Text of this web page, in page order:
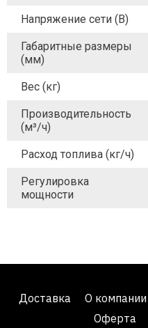
Напряжение сети (В)
Габаритные размеры
(мм)
Вес (кг)
Производительность
(м³/ч)
Расход топлива (кг/ч)
Регулировка
мощности
Доставка О компании
Оферта